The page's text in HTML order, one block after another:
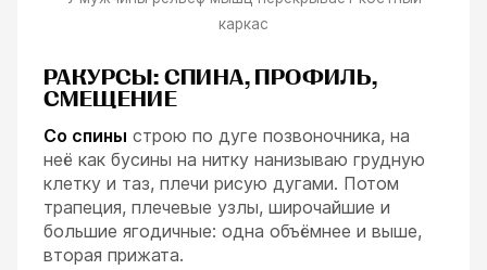
каркас
РАКУРСЫ: СПИНА, ПРОФИЛЬ,
СМЕЩЕНИЕ
Со спины строю по дуге позвоночника, на
неё как бусины на нитку нанизываю грудную
клетку и таз, плечи рисую дугами. Потом
трапеция, плечевые узлы, широчайшие и
большие ягодичные: одна объёмнее и выше,
вторая прижата.